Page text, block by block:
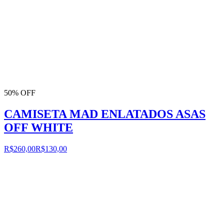
50% OFF
CAMISETA MAD ENLATADOS ASAS
OFF WHITE
R$260,00R$130,00